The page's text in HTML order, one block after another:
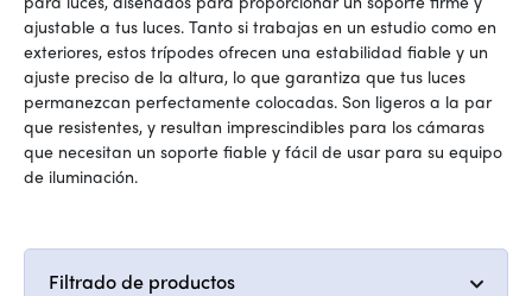
ajustable a tus luces. Tanto si trabajas en un estudio como en
exteriores, estos trípodes ofrecen una estabilidad fiable y un
ajuste preciso de la altura, lo que garantiza que tus luces
permanezcan perfectamente colocadas. Son ligeros a la par
que resistentes, y resultan imprescindibles para los cámaras
que necesitan un soporte fiable y fácil de usar para su equipo
de iluminación.
Filtrado de productos